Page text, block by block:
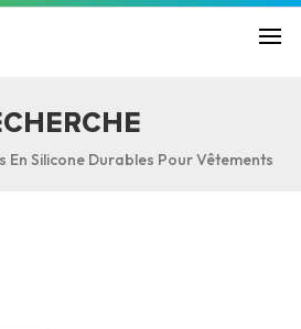
En Silicone Durables Pour Vêtements